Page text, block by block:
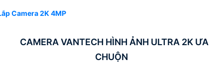
Camera 2K 4MP
CAMERA VANTECH HÌNH ẢNH ULTRA 2K ƯA
CHUỘN